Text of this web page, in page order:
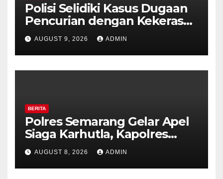
Polisi Selidiki Kasus Dugaan
Pencurian dengan Kekerasan
di Counter HP Royal Phone
Ambarawa.
AUGUST 9, 2026 ADMIN
BERITA
Polres Semarang Gelar Apel
Siaga Karhutla, Kapolres
Tekankan Sinergi dan
Kesiapsiagaan Hadapi Musim
Kemarau.
AUGUST 8, 2026 ADMIN